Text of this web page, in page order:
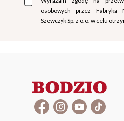
osobowych przez Fabryka
Szewczyk Sp. z o.o. w celu